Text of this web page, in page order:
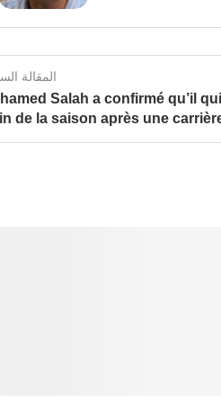
المقالة
Salah a confirmé qu’il
de la saison après une